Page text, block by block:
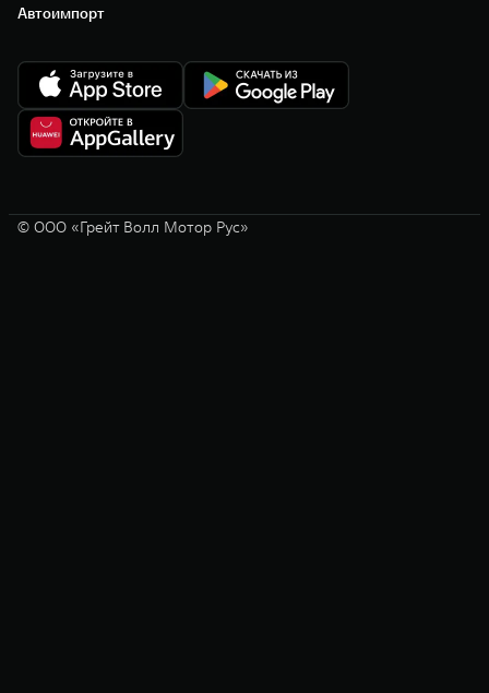
Автоимпорт
© ООО «Грейт Волл Мотор Рус»